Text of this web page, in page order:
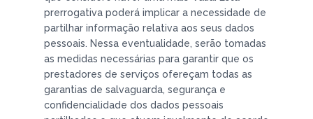
prerrogativa poderá implicar a necessidade de
partilhar informação relativa aos seus dados
pessoais. Nessa eventualidade, serão tomadas
as medidas necessárias para garantir que os
prestadores de serviços ofereçam todas as
garantias de salvaguarda, segurança e
confidencialidade dos dados pessoais